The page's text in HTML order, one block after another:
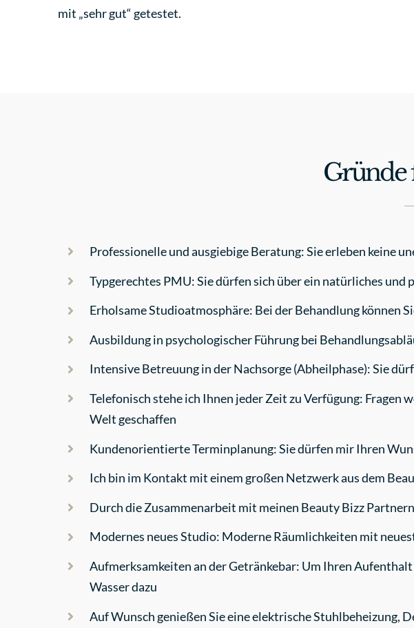
mit „sehr gut“ getestet.
Gründe
Professionelle und ausgiebige Beratung: Sie erleben keine
Typgerechtes PMU: Sie dürfen sich über ein natürliches und
Erholsame Studioatmosphäre: Bei der Behandlung können
Ausbildung in psychologischer Führung bei
Intensive Betreuung in der Nachsorge (Abheilphase): Sie
Telefonisch stehe ich Ihnen jeder Zeit zu Verfügung:
Welt geschaffen
Kundenorientierte Terminplanung: Sie dürfen mir Ihren
Ich bin im Kontakt mit einem großen Netzwerk aus dem
Durch die Zusammenarbeit mit meinen Beauty Bizz
Modernes neues Studio: Moderne Räumlichkeiten mit
Aufmerksamkeiten an der Getränkebar: Um Ihren
Wasser dazu
Auf Wunsch genießen Sie eine elektrische Stuhlbeheizung,